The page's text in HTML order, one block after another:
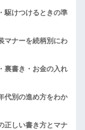
駆けつけるときの準
マナーを続柄別にわ
裏書き・お金の入れ
代別の進め方をわか
正しい書き方とマナ